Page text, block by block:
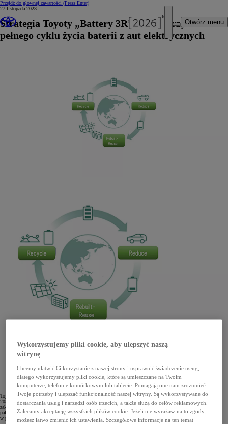
Przejdź do głównej zawartości (Press Enter)
Otwórz menu
27 listopada 2023
Strategia Toyoty „Battery 3R” na wykorzystanie
pełnego cyklu życia baterii z aut elektrycznych
Toyota Motor Corporation, chcąc jak najefektywniej wykorzystywać baterie trakcyjne z aut
marka wpłynie też na redukcję odpadów oraz zwiększenie udziału materiałów pochodzących
z recyklingu zgodnie z zasadami gospodarki obiegu zamkniętego.
Toyota Motor Corporation postawiła sobie za cel osiągnięcie neutralności w emisji CO2 do roku
2050. Zgodnie ze strategią „Battery 3R” – wpisującą się w koncepcję gospodarki obiegu zamkniętego – plan
zakłada szerszy zakres działań niż sam rozwój zelektryfikowanych napędów i technologii wodorowych ogniw
paliwowych. Dotyczy on bowiem ponownego wykorzystania akumulatorów trakcyjnych montowanych
w pojazdach elektrycznych i hybrydowych.
Wykorzystujemy pliki cookie, aby ulepszyć naszą
witrynę
Chcemy ułatwić Ci korzystanie z naszej strony i usprawnić świadczenie usług,
dlatego wykorzystujemy pliki cookie, które są umieszczane na Twoim
komputerze, telefonie komórkowym lub tablecie. Pomagają one nam zrozumieć
Twoje potrzeby i ulepszać funkcjonalność naszej witryny. Są wykorzystywane do
dostarczania usług i narzędzi osób trzecich, a także służą do celów reklamowych.
Zalecamy akceptację wszystkich plików cookie. Jeżeli nie wyrażasz na to zgody,
możesz łatwo zmienić ich ustawienia. Szczegółowe informacje na ten temat